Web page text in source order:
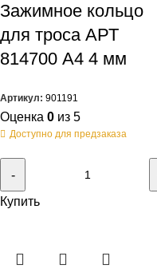
Зажимное кольцо
для троса АРТ
814700 А4 4 мм
Артикул: 901191
Оценка 0 из 5
Доступно для предзаказа
Купить